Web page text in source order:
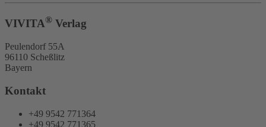
VIVITA® Verlag
Peulendorf 55A
96110 Scheßlitz
Bayern
Kontakt
+49 9542 771364
+49 9542 771365